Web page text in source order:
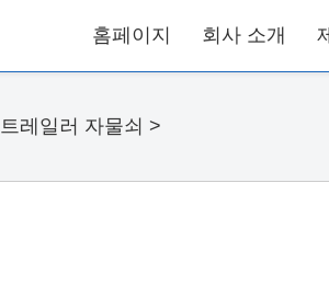
홈페이지 회사 소개
트레일러 자물쇠 >